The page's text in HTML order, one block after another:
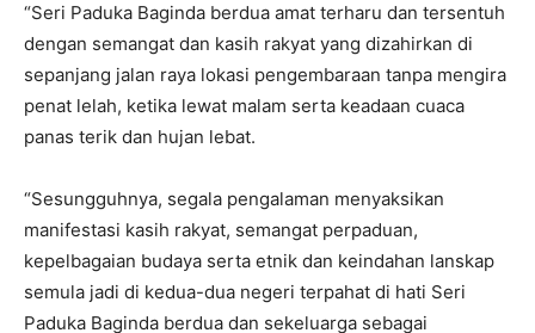
“Seri Paduka Baginda berdua amat terharu dan tersentuh
dengan semangat dan kasih rakyat yang dizahirkan di
sepanjang jalan raya lokasi pengembaraan tanpa mengira
penat lelah, ketika lewat malam serta keadaan cuaca
panas terik dan hujan lebat.
“Sesungguhnya, segala pengalaman menyaksikan
manifestasi kasih rakyat, semangat perpaduan,
kepelbagaian budaya serta etnik dan keindahan lanskap
semula jadi di kedua-dua negeri terpahat di hati Seri
Paduka Baginda berdua dan sekeluarga sebagai